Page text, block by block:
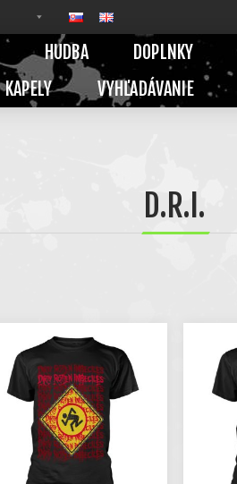
HUDBA DOPLNKY
KAPELY VYHĽADÁVANIE
D.R.I.